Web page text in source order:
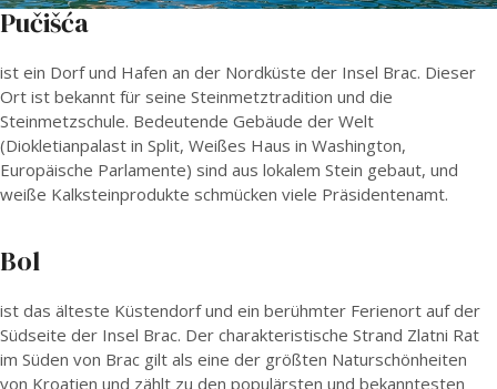
Pučišća
ist ein Dorf und Hafen an der Nordküste der Insel Brac. Dieser
Ort ist bekannt für seine Steinmetztradition und die
Steinmetzschule. Bedeutende Gebäude der Welt
(Diokletianpalast in Split, Weißes Haus in Washington,
Europäische Parlamente) sind aus lokalem Stein gebaut, und
weiße Kalksteinprodukte schmücken viele Präsidentenamt.
Bol
ist das älteste Küstendorf und ein berühmter Ferienort auf der
Südseite der Insel Brac. Der charakteristische Strand Zlatni Rat
im Süden von Brac gilt als eine der größten Naturschönheiten
von Kroatien und zählt zu den populärsten und bekanntesten